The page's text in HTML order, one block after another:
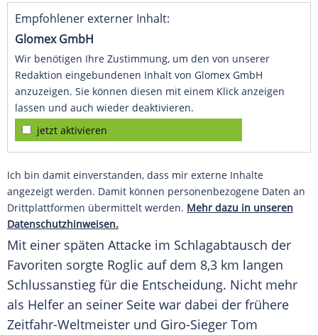
Empfohlener externer Inhalt:
Glomex GmbH
Wir benötigen Ihre Zustimmung, um den von unserer
Redaktion eingebundenen Inhalt von Glomex GmbH
anzuzeigen. Sie können diesen mit einem Klick anzeigen
lassen und auch wieder deaktivieren.
jetzt aktivieren
Ich bin damit einverstanden, dass mir externe Inhalte
angezeigt werden. Damit können personenbezogene Daten an
Drittplattformen übermittelt werden. Mehr dazu in unseren
Datenschutzhinweisen.
Mit einer späten Attacke im Schlagabtausch der
Favoriten sorgte Roglic auf dem 8,3 km langen
Schlussanstieg für die Entscheidung. Nicht mehr
als Helfer an seiner Seite war dabei der frühere
Zeitfahr-Weltmeister und Giro-Sieger Tom